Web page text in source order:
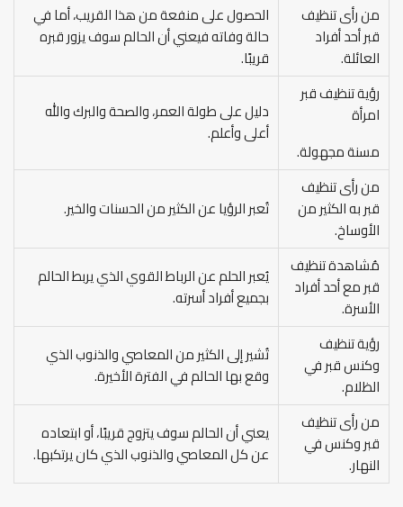
من رأى تنظيف
قبر أحد أفراد
العائلة.
الحصول على منفعة من هذا القريب، أما في
حالة وفاته فيعني أن الحالم سوف يزور قبره
قريبًا.
رؤية تنظيف قبر
امرأة
مسنة مجهولة.
دليل على طولة العمر، والصحة والبرك والله
أعلى وأعلم.
من رأى تنظيف
قبر به الكثير من
الأوساخ.
تُعبر الرؤيا عن الكثير من الحسنات والخير.
مُشاهدة تنظيف
قبر مع أحد أفراد
الأسرة.
يُعبر الحلم عن الرباط القوي الذي يربط الحالم
بجميع أفراد أسرته.
رؤية تنظيف
وكنس قبر في
الظلام.
تُشير إلى الكثير من المعاصي والذنوب الذي
وقع بها الحالم في الفترة الأخيرة.
من رأى تنظيف
قبر وكنس في
النهار.
يعني أن الحالم سوف يتزوج قريبًا، أو ابتعاده
عن كل المعاصي والذنوب الذي كان يرتكبها.